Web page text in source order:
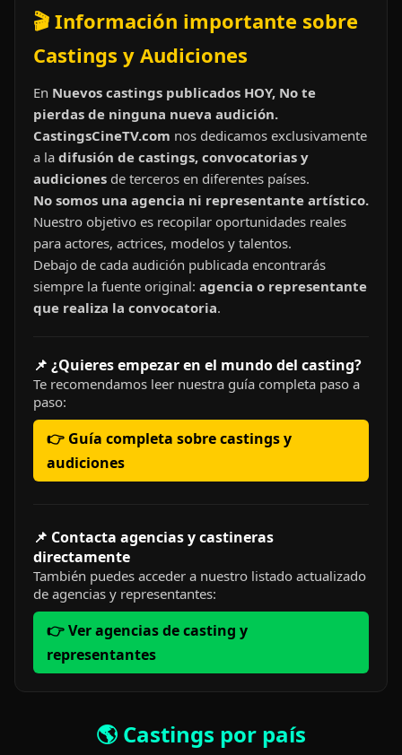
🎬 Información importante sobre
Castings y Audiciones
En Nuevos castings publicados HOY, No te
pierdas de ninguna nueva audición.
CastingsCineTV.com nos dedicamos exclusivamente
a la difusión de castings, convocatorias y
audiciones de terceros en diferentes países.
No somos una agencia ni representante artístico.
Nuestro objetivo es recopilar oportunidades reales
para actores, actrices, modelos y talentos.
Debajo de cada audición publicada encontrarás
siempre la fuente original: agencia o representante
que realiza la convocatoria.
📌 ¿Quieres empezar en el mundo del casting?
Te recomendamos leer nuestra guía completa paso a
paso:
👉 Guía completa sobre castings y
audiciones
📌 Contacta agencias y castineras
directamente
También puedes acceder a nuestro listado actualizado
de agencias y representantes:
👉 Ver agencias de casting y
representantes
🌎 Castings por país